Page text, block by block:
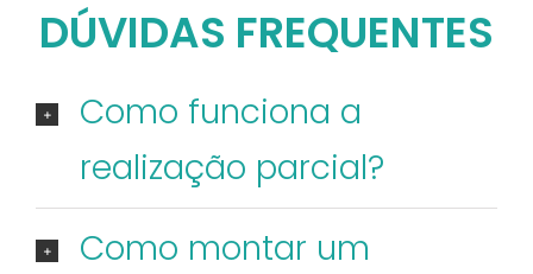
DÚVIDAS FREQUENTES
Como funciona a
realização parcial?
Como montar um